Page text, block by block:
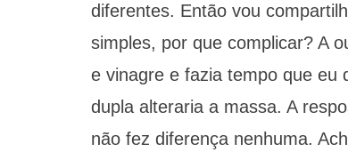
diferentes. Então vou
simples, por que complicar? A
e vinagre e fazia tempo que eu
dupla alteraria a massa. A
não fez diferença nenhuma.